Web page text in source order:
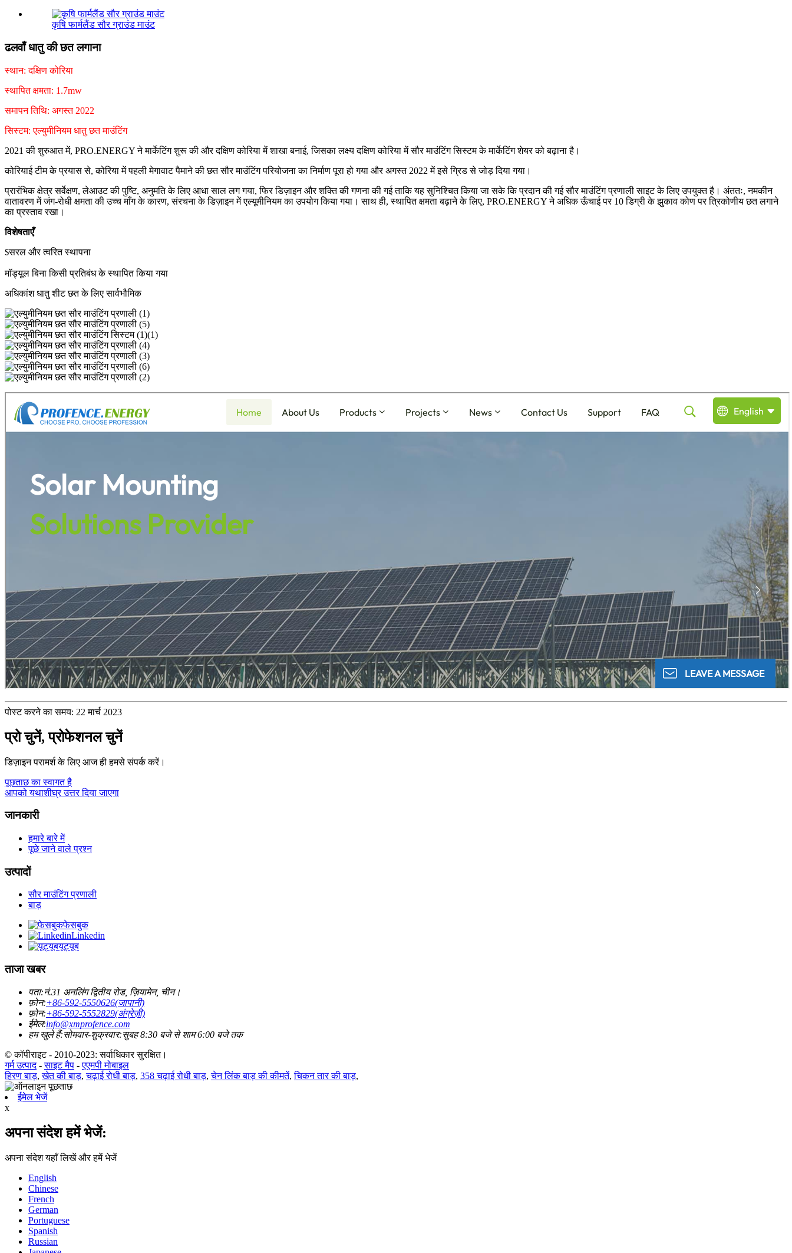
कृषि फार्मलैंड सौर ग्राउंड माउंट
ढलवाँ धातु की छत लगाना
स्थान: दक्षिण कोरिया
स्थापित क्षमता: 1.7mw
समापन तिथि: अगस्त 2022
सिस्टम: एल्युमीनियम धातु छत माउंटिंग
2021 की शुरुआत में, PRO.ENERGY ने मार्केटिंग शुरू की और दक्षिण कोरिया में शाखा बनाई, जिसका लक्ष्य दक्षिण कोरिया में सौर माउंटिंग सिस्टम के मार्केटिंग शेयर को बढ़ाना है।
कोरियाई टीम के प्रयास से, कोरिया में पहली मेगावाट पैमाने की छत सौर माउंटिंग परियोजना का निर्माण पूरा हो गया और अगस्त 2022 में इसे ग्रिड से जोड़ दिया गया।
प्रारंभिक क्षेत्र सर्वेक्षण, लेआउट की पुष्टि, अनुमति के लिए आधा साल लग गया, फिर डिज़ाइन और शक्ति की गणना की गई ताकि यह सुनिश्चित किया जा सके कि प्रदान की गई सौर माउंटिंग प्रणाली साइट के लिए उपयुक्त है। अंततः, नमकीन
वातावरण में जंग-रोधी क्षमता की उच्च माँग के कारण, संरचना के डिज़ाइन में एल्यूमीनियम का उपयोग किया गया। साथ ही, स्थापित क्षमता बढ़ाने के लिए, PRO.ENERGY ने अधिक ऊँचाई पर 10 डिग्री के झुकाव कोण पर त्रिकोणीय छत लगाने
का प्रस्ताव रखा।
विशेषताएँ
Sसरल और त्वरित स्थापना
मॉड्यूल बिना किसी प्रतिबंध के स्थापित किया गया
अधिकांश धातु शीट छत के लिए सार्वभौमिक
पोस्ट करने का समय: 22 मार्च 2023
प्रो चुनें, प्रोफेशनल चुनें
डिज़ाइन परामर्श के लिए आज ही हमसे संपर्क करें।
पूछताछ का स्वागत है
आपको यथाशीघ्र उत्तर दिया जाएगा
जानकारी
हमारे बारे में
पूछे जाने वाले प्रश्न
उत्पादों
सौर माउंटिंग प्रणाली
बाड़
फेसबुक
Linkedin
यूट्यूब
ताजा खबर
पता:नं.31 अनलिंग द्वितीय रोड, ज़ियामेन, चीन।
फ़ोन:+86-592-5550626(जापानी)
फ़ोन:+86-592-5552829(अंग्रेज़ी)
ईमेल:info@xmprofence.com
हम खुले हैं:सोमवार-शुक्रवार:सुबह 8:30 बजे से शाम 6:00 बजे तक
© कॉपीराइट - 2010-2023: सर्वाधिकार सुरक्षित।
गर्म उत्पाद-साइट मैप -एएमपी मोबाइल
हिरण बाड़,खेत की बाड़,चढ़ाई रोधी बाड़, 358 चढ़ाई रोधी बाड़,चेन लिंक बाड़ की कीमतें,चिकन तार की बाड़,
ईमेल भेजें
x
अपना संदेश हमें भेजें:
अपना संदेश यहाँ लिखें और हमें भेजें
English
Chinese
French
German
Portuguese
Spanish
Russian